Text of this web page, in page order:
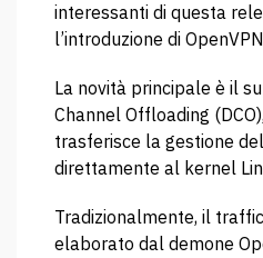
interessanti di questa
l’introduzione di
La novità principale è il
Channel Offloading
trasferisce la gestione
direttamente al kernel
Tradizionalmente, il
elaborato dal demone